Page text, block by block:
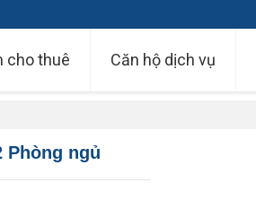
cho thuê Căn hộ dịch vụ
Phòng ngủ